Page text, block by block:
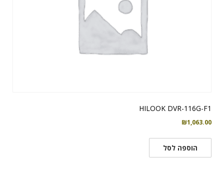
HILOOK DVR-116G-F1
₪1,063.00
הוספה לסל